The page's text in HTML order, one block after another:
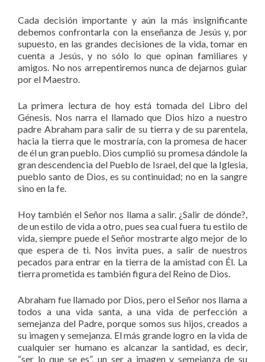
Cada decisión importante y aún la más insignificante
debemos confrontarla con la enseñanza de Jesús y, por
supuesto, en las grandes decisiones de la vida, tomar en
cuenta a Jesús, y no sólo lo que opinan familiares y
amigos. No nos arrepentiremos nunca de dejarnos guiar
por el Maestro.
La primera lectura de hoy está tomada del Libro del
Génesis. Nos narra el llamado que Dios hizo a nuestro
padre Abraham para salir de su tierra y de su parentela,
hacia la tierra que le mostraría, con la promesa de hacer
de él un gran pueblo. Dios cumplió su promesa dándole la
gran descendencia del Pueblo de Israel, del que la Iglesia,
pueblo santo de Dios, es su continuidad; no en la sangre
sino en la fe.
Hoy también el Señor nos llama a salir. ¿Salir de dónde?,
de un estilo de vida a otro, pues sea cual fuera tu estilo de
vida, siempre puede el Señor mostrarte algo mejor de lo
que espera de ti. Nos invita pues, a salir de nuestros
pecados para entrar en la tierra de la amistad con Él. La
tierra prometida es también figura del Reino de Dios.
Abraham fue llamado por Dios, pero el Señor nos llama a
todos a una vida santa, a una vida de perfección a
semejanza del Padre, porque somos sus hijos, creados a
su imagen y semejanza. El más grande logro en la vida de
cualquier ser humano es alcanzar la santidad, es decir,
“ser lo que se es”, un ser a imagen y semejanza de su